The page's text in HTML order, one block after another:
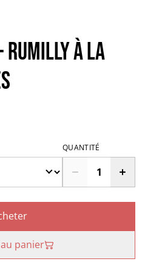
- Rumilly à la
QUANTITÉ
panier